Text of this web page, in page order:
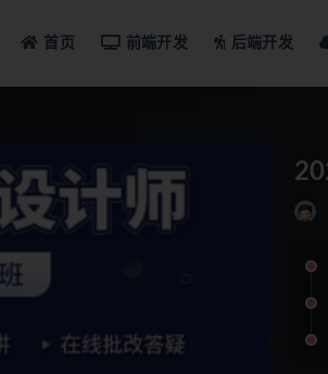
首页 前端开发 后端开发